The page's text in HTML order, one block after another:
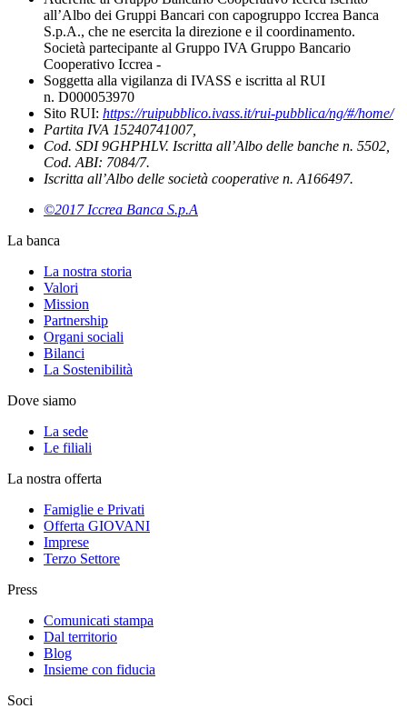
all’Albo dei Gruppi Bancari con capogruppo Iccrea Banca
S.p.A., che ne esercita la direzione e il coordinamento.
Società partecipante al Gruppo IVA Gruppo Bancario
Cooperativo Iccrea -
Soggetta alla vigilanza di IVASS e iscritta al RUI
n. D000053970
Sito RUI: https://ruipubblico.ivass.it/rui-pubblica/ng/#/home/
Partita IVA 15240741007,
Cod. SDI 9GHPHLV. Iscritta all’Albo delle banche n. 5502,
Cod. ABI: 7084/7.
Iscritta all’Albo delle società cooperative n. A166497.
©2017 Iccrea Banca S.p.A
La banca
La nostra storia
Valori
Mission
Partnership
Organi sociali
Bilanci
La Sostenibilità
Dove siamo
La sede
Le filiali
La nostra offerta
Famiglie e Privati
Offerta GIOVANI
Imprese
Terzo Settore
Press
Comunicati stampa
Dal territorio
Blog
Insieme con fiducia
Soci